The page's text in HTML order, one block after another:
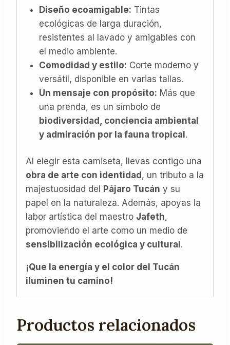
Diseño ecoamigable: Tintas
ecológicas de larga duración,
resistentes al lavado y amigables con
el medio ambiente.
Comodidad y estilo: Corte moderno y
versátil, disponible en varias tallas.
Un mensaje con propósito: Más que
una prenda, es un símbolo de
biodiversidad, conciencia ambiental
y admiración por la fauna tropical.
Al elegir esta camiseta, llevas contigo una
obra de arte con identidad , un tributo a la
majestuosidad del
Pájaro Tucán y su
papel en la naturaleza. Además, apoyas la
labor artística del maestro Jafeth,
promoviendo el arte como un medio de
sensibilización ecológica y cultural .
¡Que la energía y el color del Tucán
iluminen tu camino!
Productos relacionados